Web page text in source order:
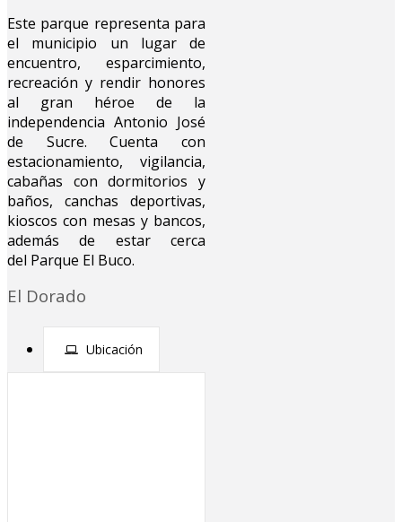
Este parque representa para
el municipio un lugar de
encuentro, esparcimiento,
recreación y rendir honores
al gran héroe de la
independencia Antonio José
de Sucre. Cuenta con
estacionamiento, vigilancia,
cabañas con dormitorios y
baños, canchas deportivas,
kioscos con mesas y bancos,
además de estar cerca
del Parque El Buco.
El Dorado
Ubicación